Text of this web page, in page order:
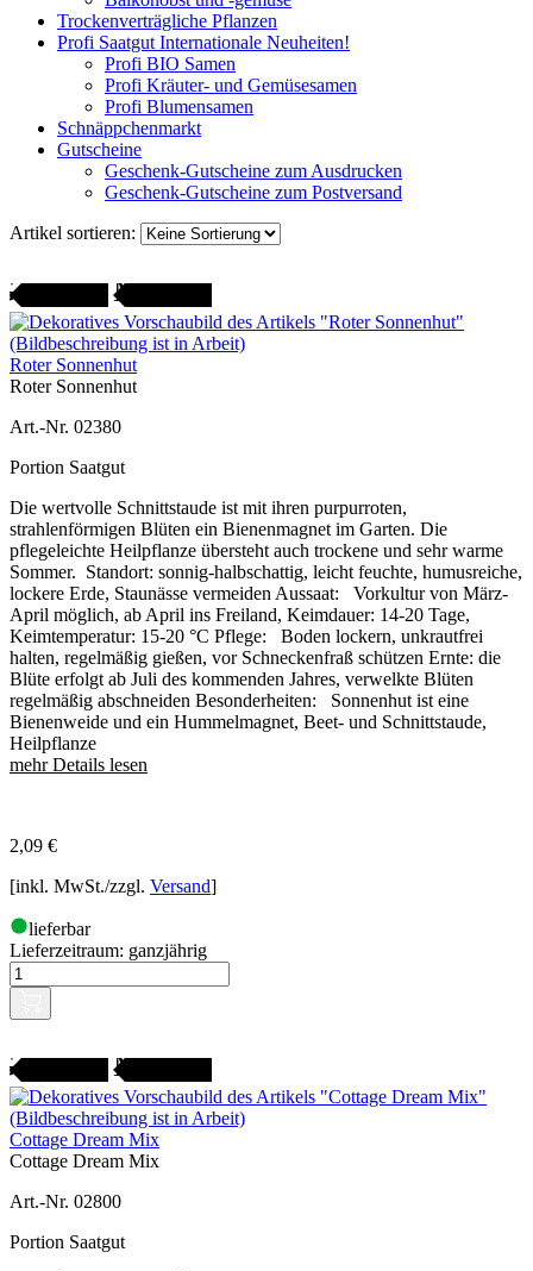
Trockenverträgliche Pflanzen
Profi Saatgut Internationale Neuheiten!
Profi BIO Samen
Profi Kräuter- und Gemüsesamen
Profi Blumensamen
Schnäppchenmarkt
Gutscheine
Geschenk-Gutscheine zum Ausdrucken
Geschenk-Gutscheine zum Postversand
Artikel sortieren:
SAMENFEST
Roter Sonnenhut
Roter Sonnenhut
Art.-Nr. 02380
Portion Saatgut
Die wertvolle Schnittstaude ist mit ihren purpurroten,
strahlenförmigen Blüten ein Bienenmagnet im Garten. Die
pflegeleichte Heilpflanze übersteht auch trockene und sehr warme
Sommer. Standort: sonnig-halbschattig, leicht feuchte, humusreiche,
lockere Erde, Staunässe vermeiden Aussaat: Vorkultur von März-
April möglich, ab April ins Freiland, Keimdauer: 14-20 Tage,
Keimtemperatur: 15-20 °C Pflege: Boden lockern, unkrautfrei
halten, regelmäßig gießen, vor Schneckenfraß schützen Ernte: die
Blüte erfolgt ab Juli des kommenden Jahres, verwelkte Blüten
regelmäßig abschneiden Besonderheiten: Sonnenhut ist eine
Bienenweide und ein Hummelmagnet, Beet- und Schnittstaude,
Heilpflanze
mehr Details lesen
2,09 €
[inkl. MwSt./zzgl. Versand]
lieferbar
Lieferzeitraum: ganzjährig
SAMENFEST
Cottage Dream Mix
Cottage Dream Mix
Art.-Nr. 02800
Portion Saatgut